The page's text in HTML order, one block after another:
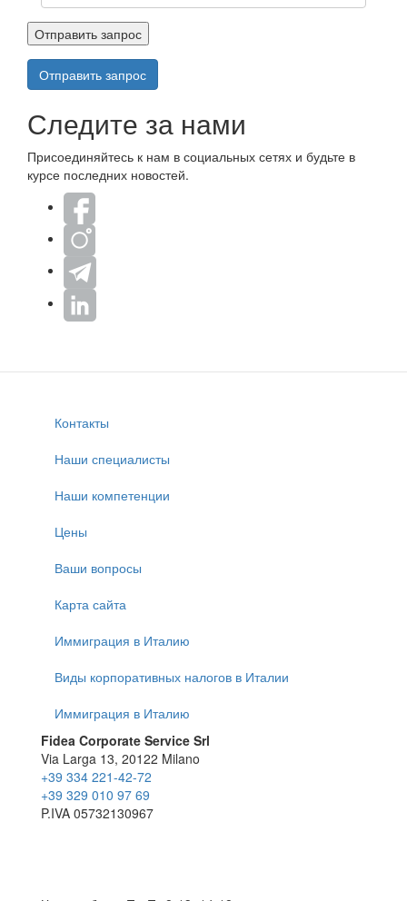
*
Отправить запрос
Отправить запрос
Следите за нами
Присоединяйтесь к нам в социальных сетях и будьте в
курсе последних новостей.
Контакты
Наши специалисты
Наши компетенции
Цены
Ваши вопросы
Карта сайта
Иммиграция в Италию
Виды корпоративных налогов в Италии
Иммиграция в Италию
Fidea Corporate Service Srl
Via Larga 13, 20122 Milano
+39 334 221-42-72
+39 329 010 97 69
P.IVA 05732130967